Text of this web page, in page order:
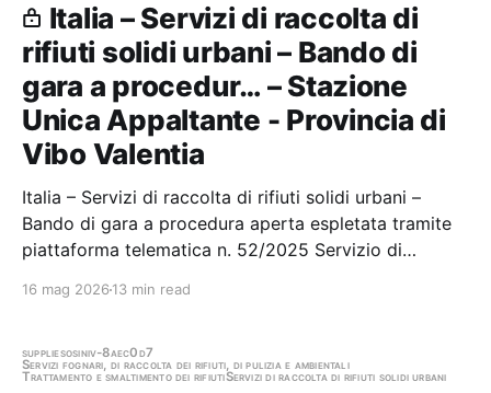
Italia – Servizi di raccolta di
rifiuti solidi urbani – Bando di
gara a procedur… – Stazione
Unica Appaltante - Provincia di
Vibo Valentia
Italia – Servizi di raccolta di rifiuti solidi urbani –
Bando di gara a procedura aperta espletata tramite
piattaforma telematica n. 52/2025 Servizio di
sistema porta a porta spazzamento stradale,
16 mag 2026 13 min read
suppliesosiniv-8aec0d7
Servizi fognari, di raccolta dei rifiuti, di pulizia e ambientali
Trattamento e smaltimento dei rifiutiServizi di raccolta di rifiuti solidi urbani